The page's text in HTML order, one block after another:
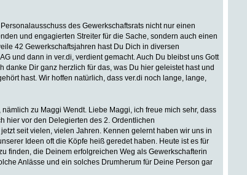
des Gewerkschaftsrats nicht nur einen
und engagierten Streiter für die Sache, sondern auch einen
42 Gewerkschaftsjahren hast Du Dich in diversen
und dann in ver.di, verdient gemacht. Auch Du bleibst uns Gott
danke Dir ganz herzlich für das, was Du hier geleistet hast und
hast. Wir hoffen natürlich, dass ver.di noch lange, lange,
zu Maggi Wendt. Liebe Maggi, ich freue mich sehr, dass
hier vor den Delegierten des 2. Ordentlichen
seit vielen, vielen Jahren. Kennen gelernt haben wir uns in
Ideen oft die Köpfe heiß geredet haben. Heute ist es für
finden, die Deinem erfolgreichen Weg als Gewerkschafterin
Anlässe und ein solches Drumherum für Deine Person gar